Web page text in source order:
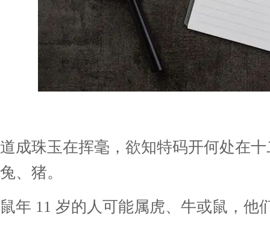
道成珠玉在挥毫，欲知特码开何处在
兔、猪。
鼠年 11 岁的人可能属虎、牛或鼠，他